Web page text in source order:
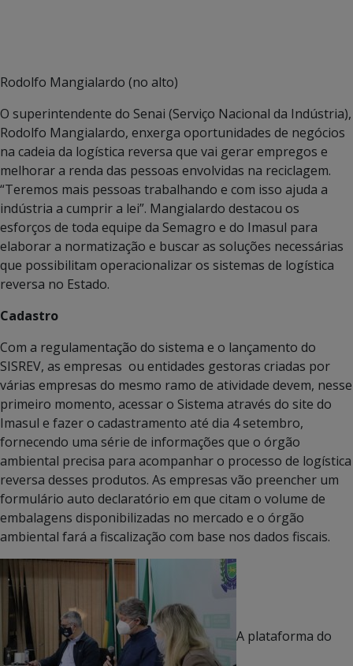
Rodolfo Mangialardo (no alto)
O superintendente do Senai (Serviço Nacional da Indústria),
Rodolfo Mangialardo, enxerga oportunidades de negócios
na cadeia da logística reversa que vai gerar empregos e
melhorar a renda das pessoas envolvidas na reciclagem.
“Teremos mais pessoas trabalhando e com isso ajuda a
indústria a cumprir a lei”. Mangialardo destacou os
esforços de toda equipe da Semagro e do Imasul para
elaborar a normatização e buscar as soluções necessárias
que possibilitam operacionalizar os sistemas de logística
reversa no Estado.
Cadastro
Com a regulamentação do sistema e o lançamento do
SISREV, as empresas ou entidades gestoras criadas por
várias empresas do mesmo ramo de atividade devem, nesse
primeiro momento, acessar o Sistema através do site do
Imasul e fazer o cadastramento até dia 4 setembro,
fornecendo uma série de informações que o órgão
ambiental precisa para acompanhar o processo de logística
reversa desses produtos. As empresas vão preencher um
formulário auto declaratório em que citam o volume de
embalagens disponibilizadas no mercado e o órgão
ambiental fará a fiscalização com base nos dados fiscais.
A plataforma do